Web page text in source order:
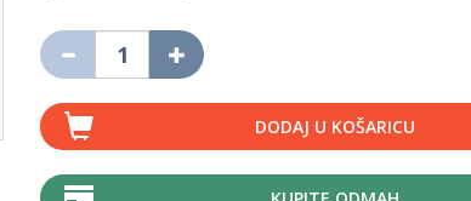
DODAJ U KOŠARICU